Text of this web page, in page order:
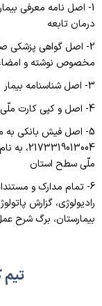
1- اصل نامه معرفی
درمان تابعه
2- اصل گواهی
مخصوص نوشته و
3- اصل شناسنامه بیمار
4- اصل و کپی کارت ملّی بیمار
ملّی سطح استان
رادیولوژی، گزارش
بیمارستان، برگ شرح